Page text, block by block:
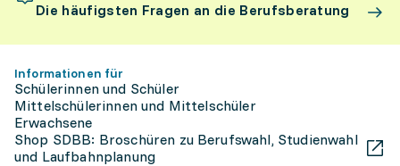
Die häufigsten Fragen an die Berufsberatung
Informationen für
Schülerinnen und Schüler
Mittelschülerinnen und Mittelschüler
Erwachsene
Shop SDBB: Broschüren zu Berufswahl, Studienwahl
und Laufbahnplanung